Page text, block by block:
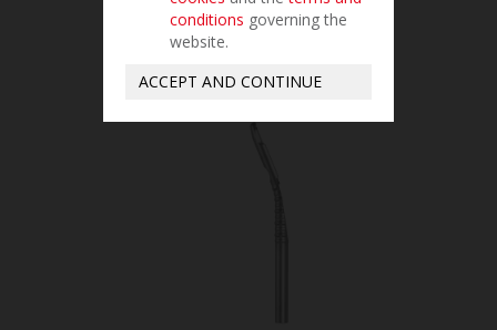
conditions governing the
website.
ACCEPT AND CONTINUE